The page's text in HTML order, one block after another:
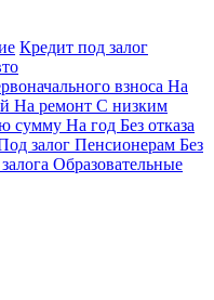
Кредит под залог
взноса На
На ремонт С низким
сумму На год Без отказа
залог Пенсионерам Без
Образовательные